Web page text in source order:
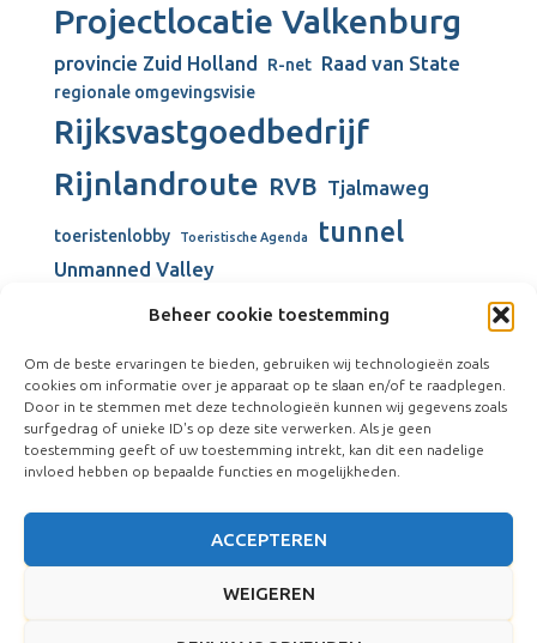
Beheer cookie toestemming
Om de beste ervaringen te bieden, gebruiken wij technologieën zoals
cookies om informatie over je apparaat op te slaan en/of te raadplegen.
Door in te stemmen met deze technologieën kunnen wij gegevens zoals
surfgedrag of unieke ID's op deze site verwerken. Als je geen
toestemming geeft of uw toestemming intrekt, kan dit een nadelige
invloed hebben op bepaalde functies en mogelijkheden.
ACCEPTEREN
WEIGEREN
Projectlocatie Valkenburg
provincie Zuid Holland R-net Raad van State
regionale omgevingsvisie
Rijksvastgoedbedrijf
Rijnlandroute RVB Tjalmaweg
toeristenlobby Toeristische Agenda tunnel
Unmanned Valley
Unmanned Valley Valkenburg
Valkenhorst verbouw gemeentehuis
Visserijschool Vliegkamp Valkenburg
Vliegveld Valkenburg Wienen-tijdperk windmolens